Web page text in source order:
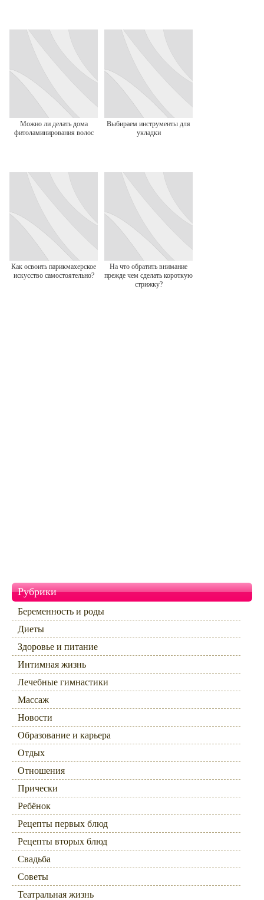
Можно ли делать дома
фитоламинирования волос
Выбираем инструменты для
укладки
Как освоить парикмахерское
искусство самостоятельно?
На что обратить внимание
прежде чем сделать короткую
стрижку?
Рубрики
Беременность и роды
Диеты
Здоровье и питание
Интимная жизнь
Лечебные гимнастики
Массаж
Новости
Образование и карьера
Отдых
Отношения
Прически
Ребёнок
Рецепты первых блюд
Рецепты вторых блюд
Свадьба
Советы
Театральная жизнь